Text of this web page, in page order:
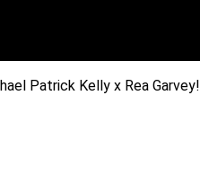
Patrick Kelly x Rea Garvey!